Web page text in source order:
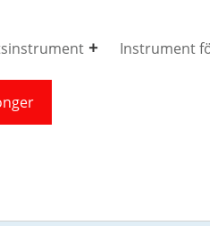
Instrument